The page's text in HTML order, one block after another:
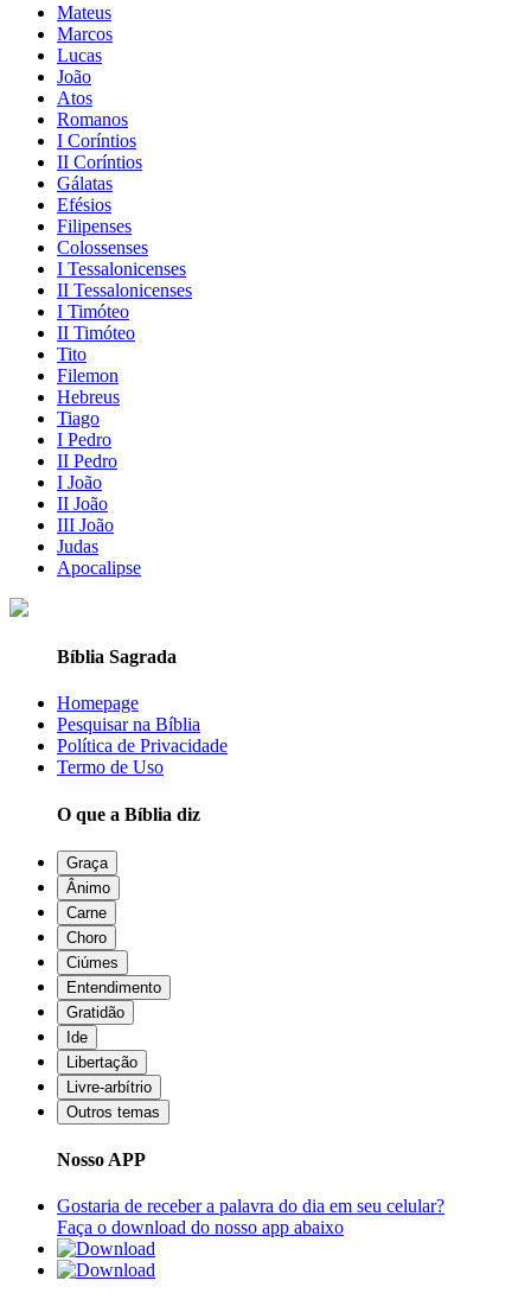
Mateus
Marcos
Lucas
João
Atos
Romanos
I Coríntios
II Coríntios
Gálatas
Efésios
Filipenses
Colossenses
I Tessalonicenses
II Tessalonicenses
I Timóteo
II Timóteo
Tito
Filemon
Hebreus
Tiago
I Pedro
II Pedro
I João
II João
III João
Judas
Apocalipse
Bíblia Sagrada
Homepage
Pesquisar na Bíblia
Política de Privacidade
Termo de Uso
O que a Bíblia diz
Graça
Ânimo
Carne
Choro
Ciúmes
Entendimento
Gratidão
Ide
Libertação
Livre-arbítrio
Outros temas
Nosso APP
Gostaria de receber a palavra do dia em seu celular?
Faça o download do nosso app abaixo